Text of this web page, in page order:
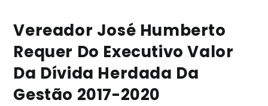
Vereador José Humberto
Requer Do Executivo Valor
Da Dívida Herdada Da
Gestão 2017-2020